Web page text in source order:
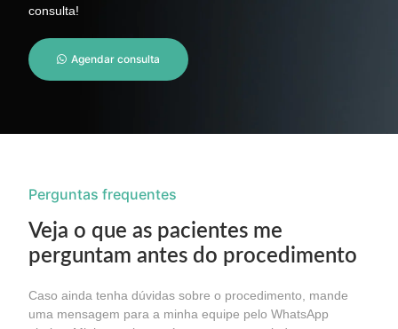
consulta!
Agendar consulta
Perguntas frequentes
Veja o que as pacientes me
perguntam antes do procedimento
Caso ainda tenha dúvidas sobre o procedimento, mande
uma mensagem para a minha equipe pelo WhatsApp